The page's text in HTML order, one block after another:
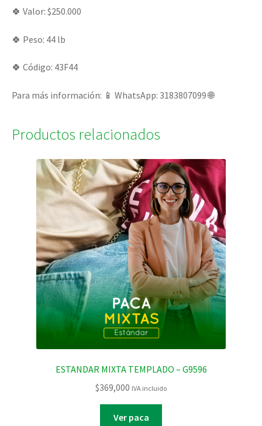
🍀 Valor: $250.000
🍀 Peso: 44 lb
🍀 Código: 43F44
Para más información: 📱 WhatsApp: 3183807099 🌐
Productos relacionados
ESTANDAR MIXTA TEMPLADO – G9596
$369,000 IVA incluido
Ver paca